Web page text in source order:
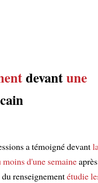
devantune
a témoigné devant
moins d'une semaine
renseignementétudie